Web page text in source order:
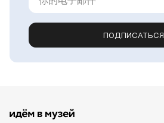
ПОДПИСАТЬСЯ